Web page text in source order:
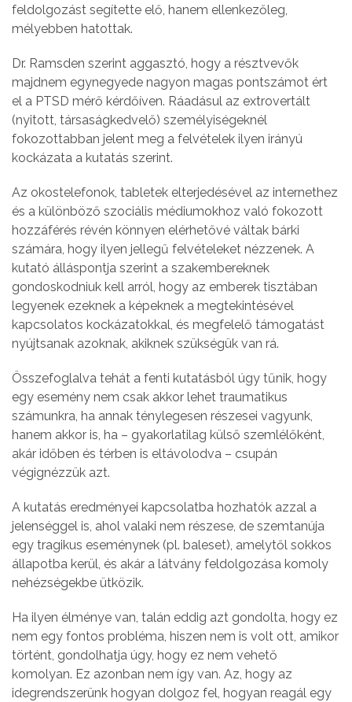
feldolgozást segítette elő, hanem ellenkezőleg,
mélyebben hatottak.
Dr. Ramsden szerint aggasztó, hogy a résztvevők
majdnem egynegyede nagyon magas pontszámot ért
el a PTSD mérő kérdőíven. Ráadásul az extrovertált
(nyitott, társaságkedvelő) személyiségeknél
fokozottabban jelent meg a felvételek ilyen irányú
kockázata a kutatás szerint.
Az okostelefonok, tabletek elterjedésével az internethez
és a különböző szociális médiumokhoz való fokozott
hozzáférés révén könnyen elérhetővé váltak bárki
számára, hogy ilyen jellegű felvételeket nézzenek. A
kutató álláspontja szerint a szakembereknek
gondoskodniuk kell arról, hogy az emberek tisztában
legyenek ezeknek a képeknek a megtekintésével
kapcsolatos kockázatokkal, és megfelelő támogatást
nyújtsanak azoknak, akiknek szükségük van rá.
Összefoglalva tehát a fenti kutatásból úgy tűnik, hogy
egy esemény nem csak akkor lehet traumatikus
számunkra, ha annak ténylegesen részesei vagyunk,
hanem akkor is, ha – gyakorlatilag külső szemlélőként,
akár időben és térben is eltávolodva – csupán
végignézzük azt.
A kutatás eredményei kapcsolatba hozhatók azzal a
jelenséggel is, ahol valaki nem részese, de szemtanúja
egy tragikus eseménynek (pl. baleset), amelytől sokkos
állapotba kerül, és akár a látvány feldolgozása komoly
nehézségekbe ütközik.
Ha ilyen élménye van, talán eddig azt gondolta, hogy ez
nem egy fontos probléma, hiszen nem is volt ott, amikor
történt, gondolhatja úgy, hogy ez nem vehető
komolyan. Ez azonban nem így van. Az, hogy az
idegrendszerünk hogyan dolgoz fel, hogyan reagál egy